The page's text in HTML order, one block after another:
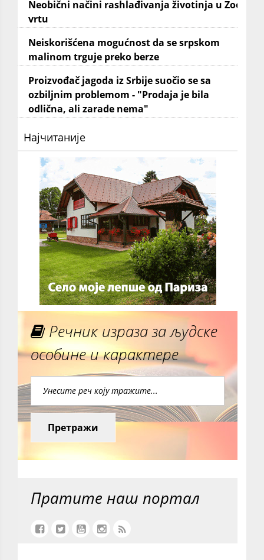
Neobični načini rashlađivanja životinja u Zoo
vrtu
Neiskorišćena mogućnost da se srpskom
malinom trguje preko berze
Proizvođač jagoda iz Srbije suočio se sa
ozbiljnim problemom - "Prodaja je bila
odlična, ali zarade nema"
Најчитаније
Речник израза за људске
особине и карактере
Претражи
Пратите наш портал